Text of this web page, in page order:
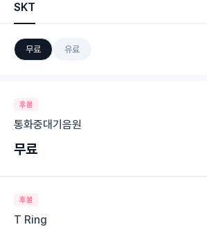
SKT
무료 유료
후불
통화중대기음원
무료
후불
T Ring